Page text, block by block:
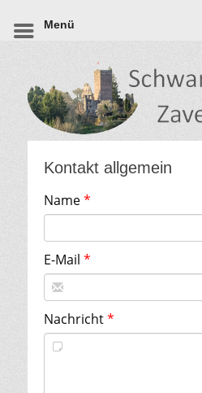
Kontakt allgemein
Name
E-Mail
Nachricht
Menü